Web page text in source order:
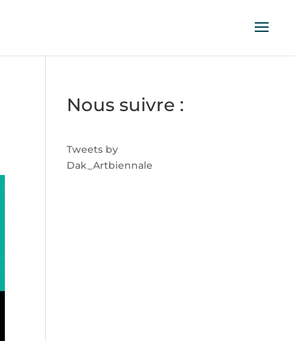
Nous suivre :
Tweets by
Dak_Artbiennale